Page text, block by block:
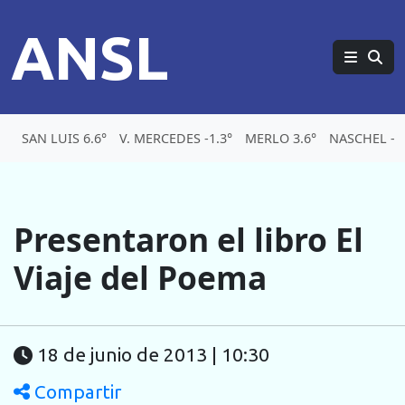
ANSL
SAN LUIS 6.6° V. MERCEDES -1.3° MERLO 3.6° NASCHEL -
Presentaron el libro El
Viaje del Poema
18 de junio de 2013 | 10:30
Compartir